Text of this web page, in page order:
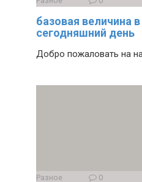
базовая величина
сегодняшний день
Добро пожаловать на
Разное 0